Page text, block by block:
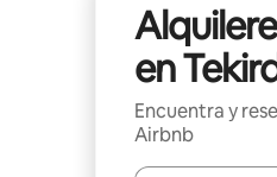
en
Encuentra y
Airbnb